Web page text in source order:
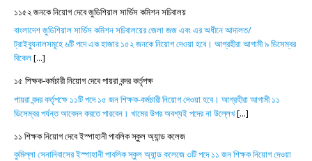
১১৫২ জনকে নিয়োগ দেবে জুডিশিয়াল সার্ভিস কমিশন সচিবালয়
বাংলাদেশ জুডিশিয়াল সার্ভিস কমিশন সচিবালয়ের জেলা জজ এবং এর অধীনে আদালত/
ট্রাইব্যুনালসমূহে ৬টি পদে এক হাজার ১৫২ জনকে নিয়োগ দেওয়া হবে। আগ্রহীরা আগামী ৯ ডিসেম্বর
বিকেল[...]
১৫ শিক্ষক-কর্মচারী নিয়োগ দেবে পায়রা বন্দর কর্তৃপক্ষ
পায়রা বন্দর কর্তৃপক্ষে ১১টি পদে ১৫ জন শিক্ষক-কর্মচারী নিয়োগ দেওয়া হবে। আগ্রহীরা আগামী ১১
ডিসেম্বর পর্যন্ত আবেদন করতে পারবেন। খামের উপর অবশ্যই পদের না উল্লেখ[...]
১১ শিক্ষক নিয়োগ দেবে ইস্পাহানী পাবলিক স্কুল অ্যান্ড কলেজ
কুমিল্লা সেনানিবাসের ইস্পাহানী পাবলিক স্কুল অ্যান্ড কলেজে ৩টি পদে ১১ জন শিক্ষক নিয়োগ দেওয়া